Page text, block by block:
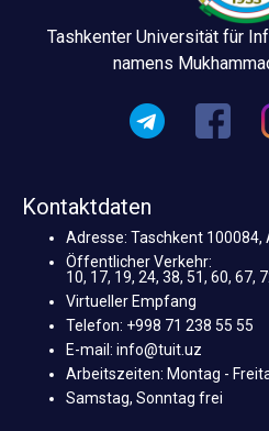
Tashkenter Universität für
namens
Kontaktdaten
Adresse: Taschkent
Öffentlicher Verkehr:
10, 17, 19, 24, 38, 51, 60, 67,
Virtueller Empfang
Telefon: +998 71 238 55 55
E-mail: info@tuit.uz
Arbeitszeiten: Montag -
Samstag, Sonntag frei